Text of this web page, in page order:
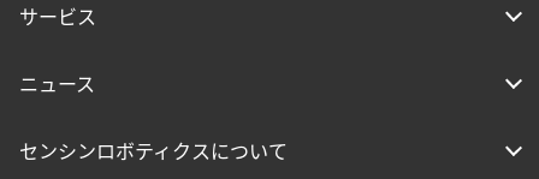
サービス
ニュース
センシンロボティクスについて